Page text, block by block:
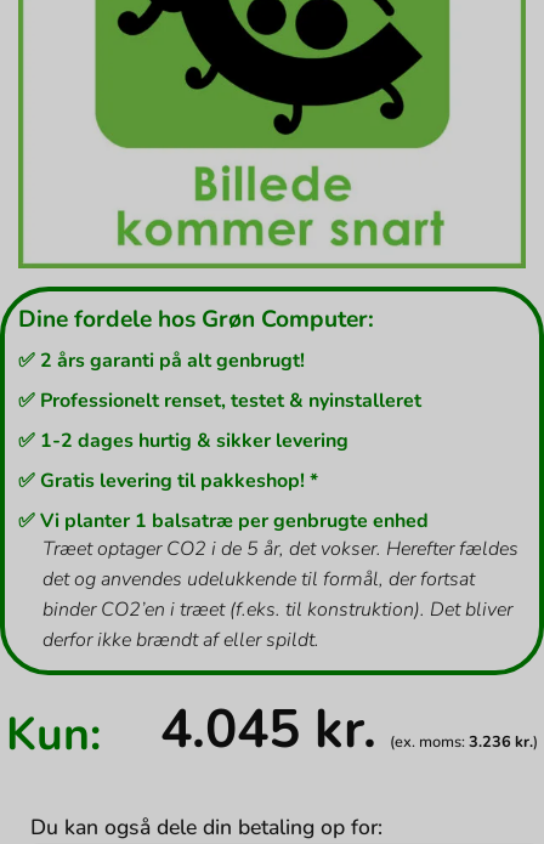
Dine fordele hos Grøn Computer:
✅ 2 års garanti på alt genbrugt!
✅ Professionelt renset, testet & nyinstalleret
✅ 1-2 dages hurtig & sikker levering
✅ Gratis levering til pakkeshop! *
✅ Vi planter 1 balsatræ per genbrugte enhed
Træet optager CO2 i de 5 år, det vokser. Herefter fældes
det og anvendes udelukkende til formål, der fortsat
binder CO2’en i træet (f.eks. til konstruktion). Det bliver
derfor ikke brændt af eller spildt.
Kun: 4.045 kr. (ex. moms:3.236 kr.)
Du kan også dele din betaling op for: